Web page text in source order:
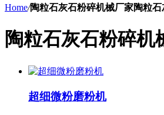
Home/陶粒石灰石粉碎机械厂家陶粒
陶粒石灰石粉碎
超细微粉磨粉机